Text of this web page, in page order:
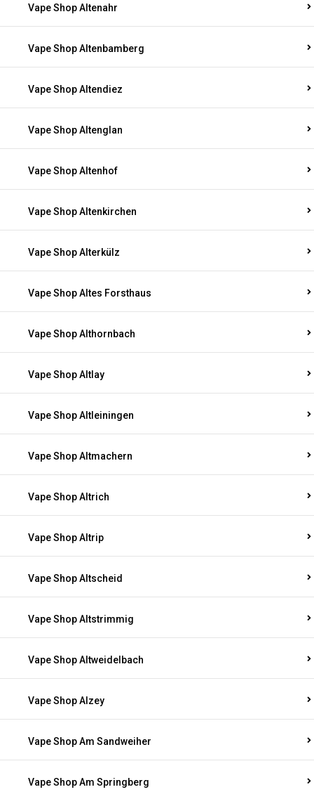
Vape Shop Altenahr
Vape Shop Altenbamberg
Vape Shop Altendiez
Vape Shop Altenglan
Vape Shop Altenhof
Vape Shop Altenkirchen
Vape Shop Alterkülz
Vape Shop Altes Forsthaus
Vape Shop Althornbach
Vape Shop Altlay
Vape Shop Altleiningen
Vape Shop Altmachern
Vape Shop Altrich
Vape Shop Altrip
Vape Shop Altscheid
Vape Shop Altstrimmig
Vape Shop Altweidelbach
Vape Shop Alzey
Vape Shop Am Sandweiher
Vape Shop Am Springberg